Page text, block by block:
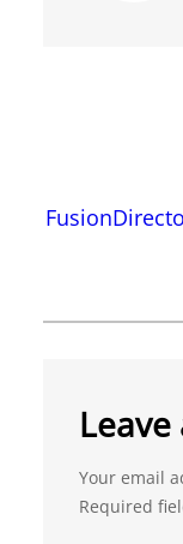
Leave
Your email
Required